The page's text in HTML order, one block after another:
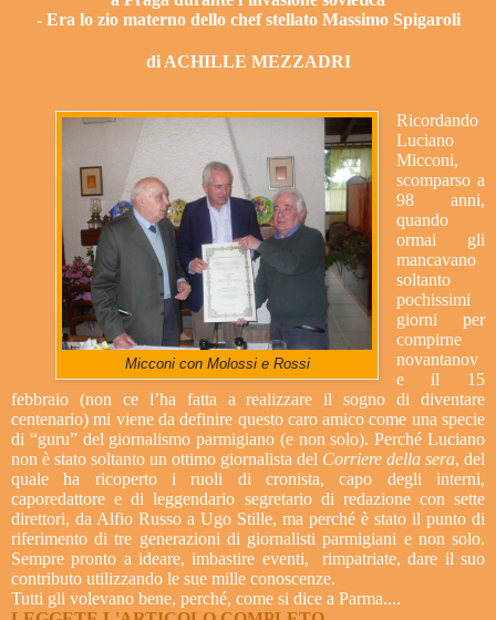
- Era lo zio materno dello chef stellato Massimo Spigaroli
di ACHILLE MEZZADRI
Micconi con Molossi e Rossi
Ricordando
Luciano
Micconi,
scomparso a
98 anni,
quando
ormai gli
mancavano
soltanto
pochissimi
giorni per
compirne
novantanov
e il 15
febbraio (non ce l’ha fatta a realizzare il sogno di diventare
centenario) mi viene da definire questo caro amico come una specie
di “guru” del giornalismo parmigiano (e non solo). Perché Luciano
non è stato soltanto un ottimo giornalista del Corriere della sera, del
quale ha ricoperto i ruoli di cronista, capo degli interni,
caporedattore e di leggendario segretario di redazione con sette
direttori, da Alfio Russo a Ugo Stille, ma perché è stato il punto di
riferimento di tre generazioni di giornalisti parmigiani e non solo.
Sempre pronto a ideare, imbastire eventi, rimpatriate, dare il suo
contributo utilizzando le sue mille conoscenze.
Tutti gli volevano bene, perché, come si dice a Parma....